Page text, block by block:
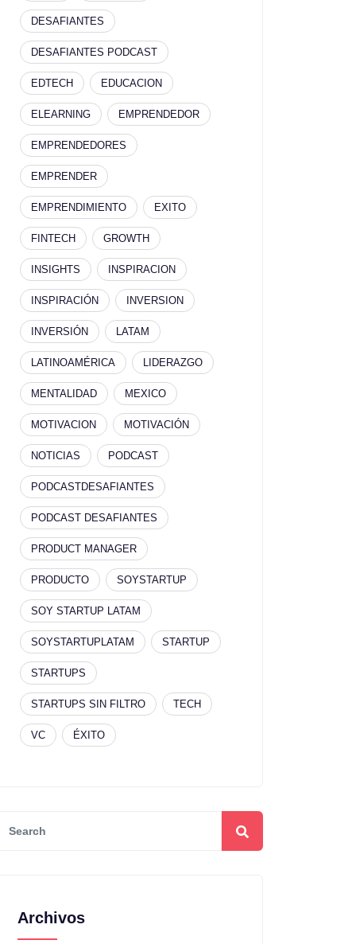
DESAFIANTES
DESAFIANTES PODCAST
EDTECH EDUCACION
ELEARNING EMPRENDEDOR
EMPRENDEDORES
EMPRENDER
EMPRENDIMIENTO EXITO
FINTECH GROWTH
INSIGHTS INSPIRACION
INSPIRACIÓN INVERSION
INVERSIÓN LATAM
LATINOAMÉRICA LIDERAZGO
MENTALIDAD MEXICO
MOTIVACION MOTIVACIÓN
NOTICIAS PODCAST
PODCASTDESAFIANTES
PODCAST DESAFIANTES
PRODUCT MANAGER
PRODUCTO SOYSTARTUP
SOY STARTUP LATAM
SOYSTARTUPLATAM STARTUP
STARTUPS
STARTUPS SIN FILTRO TECH
VC ÉXITO
Archivos